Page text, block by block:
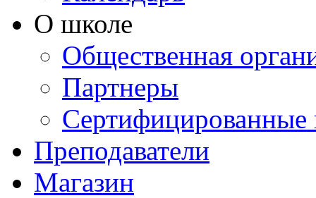
О школе
Общественная
Партнеры
Сертифицированные
Преподаватели
Магазин